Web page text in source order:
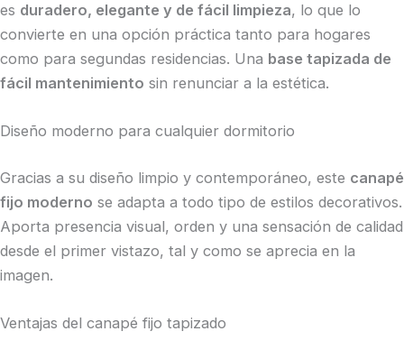
es duradero, elegante y de fácil limpieza, lo que lo
convierte en una opción práctica tanto para hogares
como para segundas residencias. Una base tapizada de
fácil mantenimiento sin renunciar a la estética.
Diseño moderno para cualquier dormitorio
Gracias a su diseño limpio y contemporáneo, este canapé
fijo moderno se adapta a todo tipo de estilos decorativos.
Aporta presencia visual, orden y una sensación de calidad
desde el primer vistazo, tal y como se aprecia en la
imagen.
Ventajas del canapé fijo tapizado